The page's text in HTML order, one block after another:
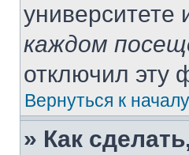
университете
каждом
отключил эту
Вернуться к началу
» Как